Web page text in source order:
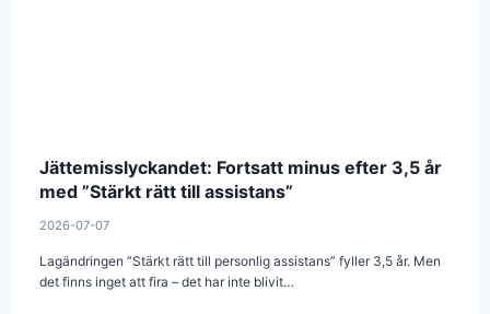
Jättemisslyckandet: Fortsatt minus efter 3,5 år
med ”Stärkt rätt till assistans”
2026-07-07
Lagändringen ”Stärkt rätt till personlig assistans” fyller 3,5 år. Men
det finns inget att fira – det har inte blivit…